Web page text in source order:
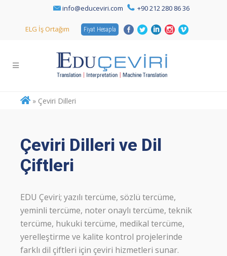
info@educeviri.com +90 212 280 86 36
ELG İş Ortağım Fiyat Hesapla
» Çeviri Dilleri
Çeviri Dilleri ve Dil
Çiftleri
EDU Çeviri; yazılı tercüme, sözlü tercüme,
yeminli tercüme, noter onaylı tercüme, teknik
tercüme, hukuki tercüme, medikal tercüme,
yerelleştirme ve kalite kontrol projelerinde
farklı dil çiftleri için çeviri hizmetleri sunar.